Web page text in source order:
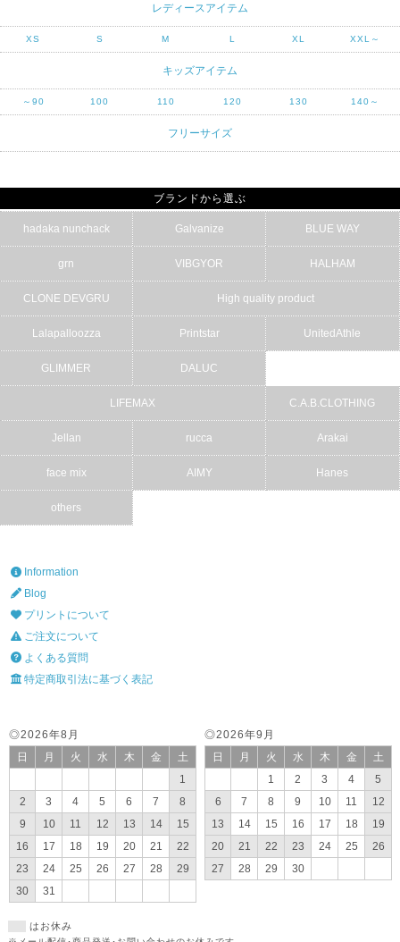
レディースアイテム
XS S M L XL XXL～
キッズアイテム
～90 100 110 120 130 140～
フリーサイズ
ブランドから選ぶ
hadaka nunchack Galvanize BLUE WAY
grn VIBGYOR HALHAM
CLONE DEVGRU High quality product
Lalapalloozza Printstar UnitedAthle
GLIMMER DALUC
LIFEMAX C.A.B.CLOTHING
Jellan rucca Arakai
face mix AIMY Hanes
others
Information
Blog
プリントについて
ご注文について
よくある質問
特定商取引法に基づく表記
◎2026年9月
日
月 火 水 木 金
土
1
2 3 4
5
6
7 8 9 10 11
12
13
14 15 16 17 18
19
20
21 22 23 24 25
26
27
28 29 30
◎2026年8月
日
月 火 水 木 金
土
1
2
3 4 5 6 7
8
9
10 11 12 13 14
15
16
17 18 19 20 21
22
23
24 25 26 27 28
29
30
31
はお休み